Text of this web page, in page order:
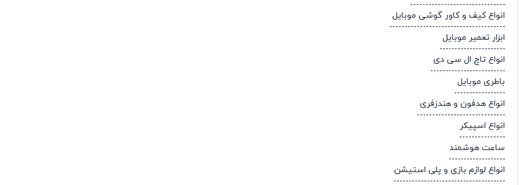
انواع کیف و کاور گوشی موبایل
ابزار تعمیر موبایل
انواع تاچ ال سی دی
باطری موبایل
انواع هدفون و هندزفری
انواع اسپیکر
ساعت هوشمند
انواع لوازم بازی و پلی استیشن